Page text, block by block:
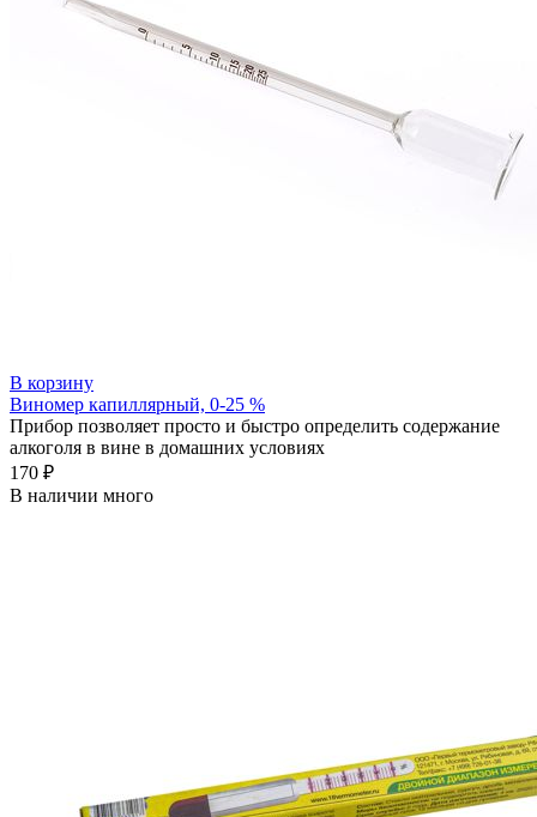
В корзину
Виномер капиллярный, 0-25 %
Прибор позволяет просто и быстро определить содержание
алкоголя в вине в домашних условиях
170 ₽
В наличии много